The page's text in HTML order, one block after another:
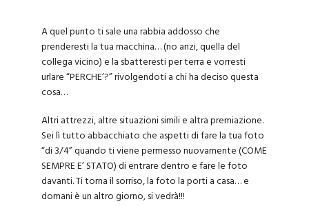
A quel punto ti sale una rabbia addosso che
prenderesti la tua macchina… (no anzi, quella del
collega vicino) e la sbatteresti per terra e vorresti
urlare “PERCHE’?” rivolgendoti a chi ha deciso questa
cosa…
Altri attrezzi, altre situazioni simili e altra premiazione.
Sei lì tutto abbacchiato che aspetti di fare la tua foto
“di 3/4” quando ti viene permesso nuovamente (COME
SEMPRE E’ STATO) di entrare dentro e fare le foto
davanti. Ti torna il sorriso, la foto la porti a casa… e
domani è un altro giorno, si vedrà!!!